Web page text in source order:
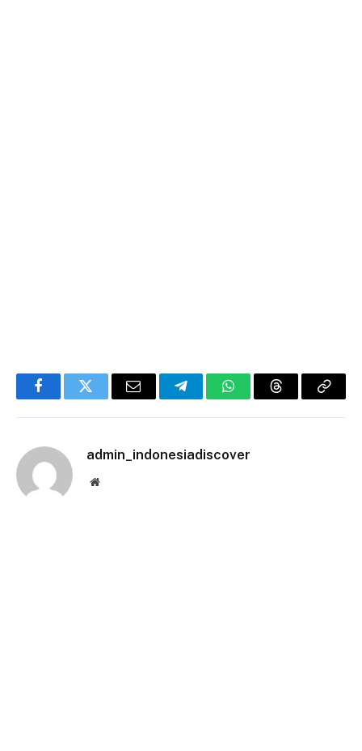
FacebookTwitter Email TelegramWhatsAppThreadsCopy
admin_indonesiadiscover
Website